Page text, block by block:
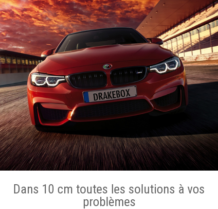
Dans 10 cm toutes les solutions à vos
problèmes